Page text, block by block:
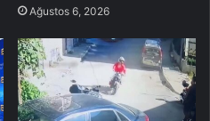
Ağustos 6, 2026